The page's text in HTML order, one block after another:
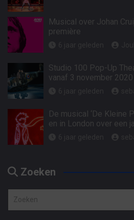
Musical over Johan
première
Studio 100 Pop-Up
vanaf 3 november
De musical ‘De Kleine
en in London over een
Zoeken